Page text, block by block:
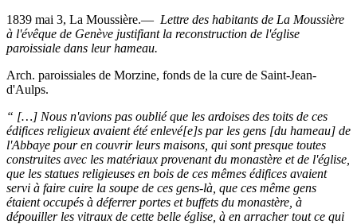
1839 mai 3, La Moussière.― Lettre des habitants de La Moussière
à l'évêque de Genève justifiant la reconstruction de l'église
paroissiale dans leur hameau.
Arch. paroissiales de Morzine, fonds de la cure de Saint-Jean-
d'Aulps.
“ […] Nous n'avions pas oublié que les ardoises des toits de ces
édifices religieux avaient été enlevé[e]s par les gens [du hameau] de
l'Abbaye pour en couvrir leurs maisons, qui sont presque toutes
construites avec les matériaux provenant du monastère et de l'église,
que les statues religieuses en bois de ces mêmes édifices avaient
servi à faire cuire la soupe de ces gens-là, que ces même gens
étaient occupés à déferrer portes et buffets du monastère, à
dépouiller les vitraux de cette belle église, à en arracher tout ce qui